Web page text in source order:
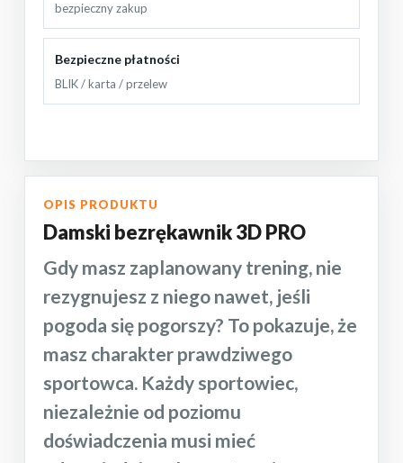
bezpieczny zakup
Bezpieczne płatności
BLIK / karta / przelew
OPIS PRODUKTU
Damski bezrękawnik 3D PRO
Gdy masz zaplanowany trening, nie
rezygnujesz z niego nawet, jeśli
pogoda się pogorszy? To pokazuje, że
masz charakter prawdziwego
sportowca. Każdy sportowiec,
niezależnie od poziomu
doświadczenia musi mieć